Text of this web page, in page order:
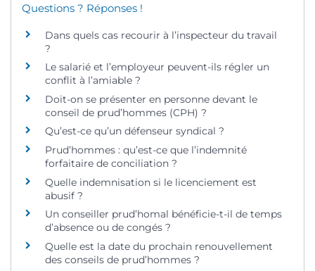
Questions ? Réponses !
Dans quels cas recourir à l’inspecteur du travail
?
Le salarié et l’employeur peuvent-ils régler un
conflit à l’amiable ?
Doit-on se présenter en personne devant le
conseil de prud’hommes (CPH) ?
Qu’est-ce qu’un défenseur syndical ?
Prud’hommes : qu’est-ce que l’indemnité
forfaitaire de conciliation ?
Quelle indemnisation si le licenciement est
abusif ?
Un conseiller prud’homal bénéficie-t-il de temps
d’absence ou de congés ?
Quelle est la date du prochain renouvellement
des conseils de prud’hommes ?